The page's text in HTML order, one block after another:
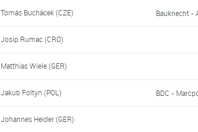
Tomás Buchácek (CZE) Bauknecht -
Josip Rumac (CRO)
Matthias Wiele (GER)
Jakub Foltyn (POL) BDC -
Johannes Heider (GER)